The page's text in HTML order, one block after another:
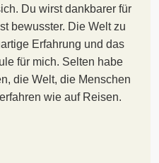
Du wirst dankbarer für
bewusster. Die Welt zu
Erfahrung und das
für mich. Selten habe
die Welt, die Menschen
wie auf Reisen.